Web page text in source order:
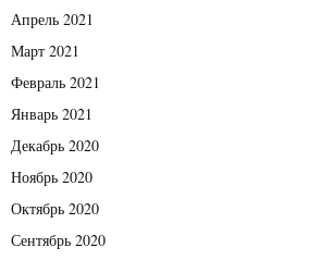
Апрель 2021
Март 2021
Февраль 2021
Январь 2021
Декабрь 2020
Ноябрь 2020
Октябрь 2020
Сентябрь 2020